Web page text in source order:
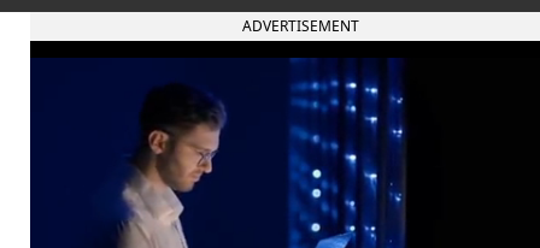
ADVERTISEMENT